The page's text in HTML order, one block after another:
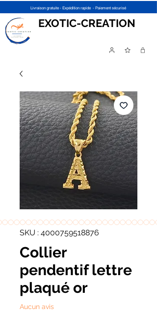
Livraison gratuite - Expédition rapide - Paiement sécurisé
EXOTIC-CREATION
SKU : 4000759518876
Collier
pendentif lettre
plaqué or
Aucun avis